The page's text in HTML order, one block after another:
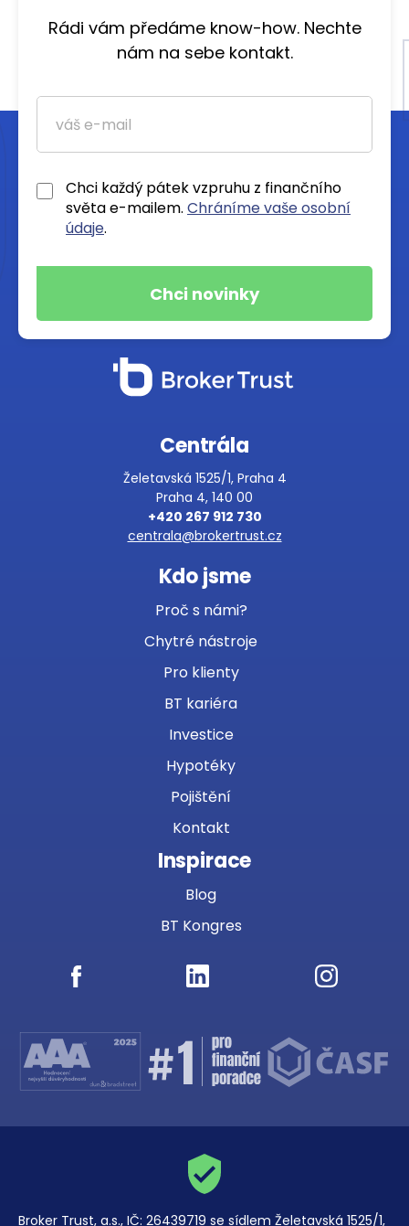
Rádi vám předáme know-how. Nechte
nám na sebe kontakt.
Chci každý pátek vzpruhu z finančního
světa e-mailem. Chráníme vaše osobní
údaje.
Centrála
Želetavská 1525/1, Praha 4
Praha 4, 140 00
+420 267 912 730
centrala@brokertrust.cz
Kdo jsme
Proč s námi?
Chytré nástroje
Pro klienty
BT kariéra
Investice
Hypotéky
Pojištění
Kontakt
Inspirace
Blog
BT Kongres
Broker Trust, a.s., IČ: 26439719 se sídlem Želetavská 1525/1,